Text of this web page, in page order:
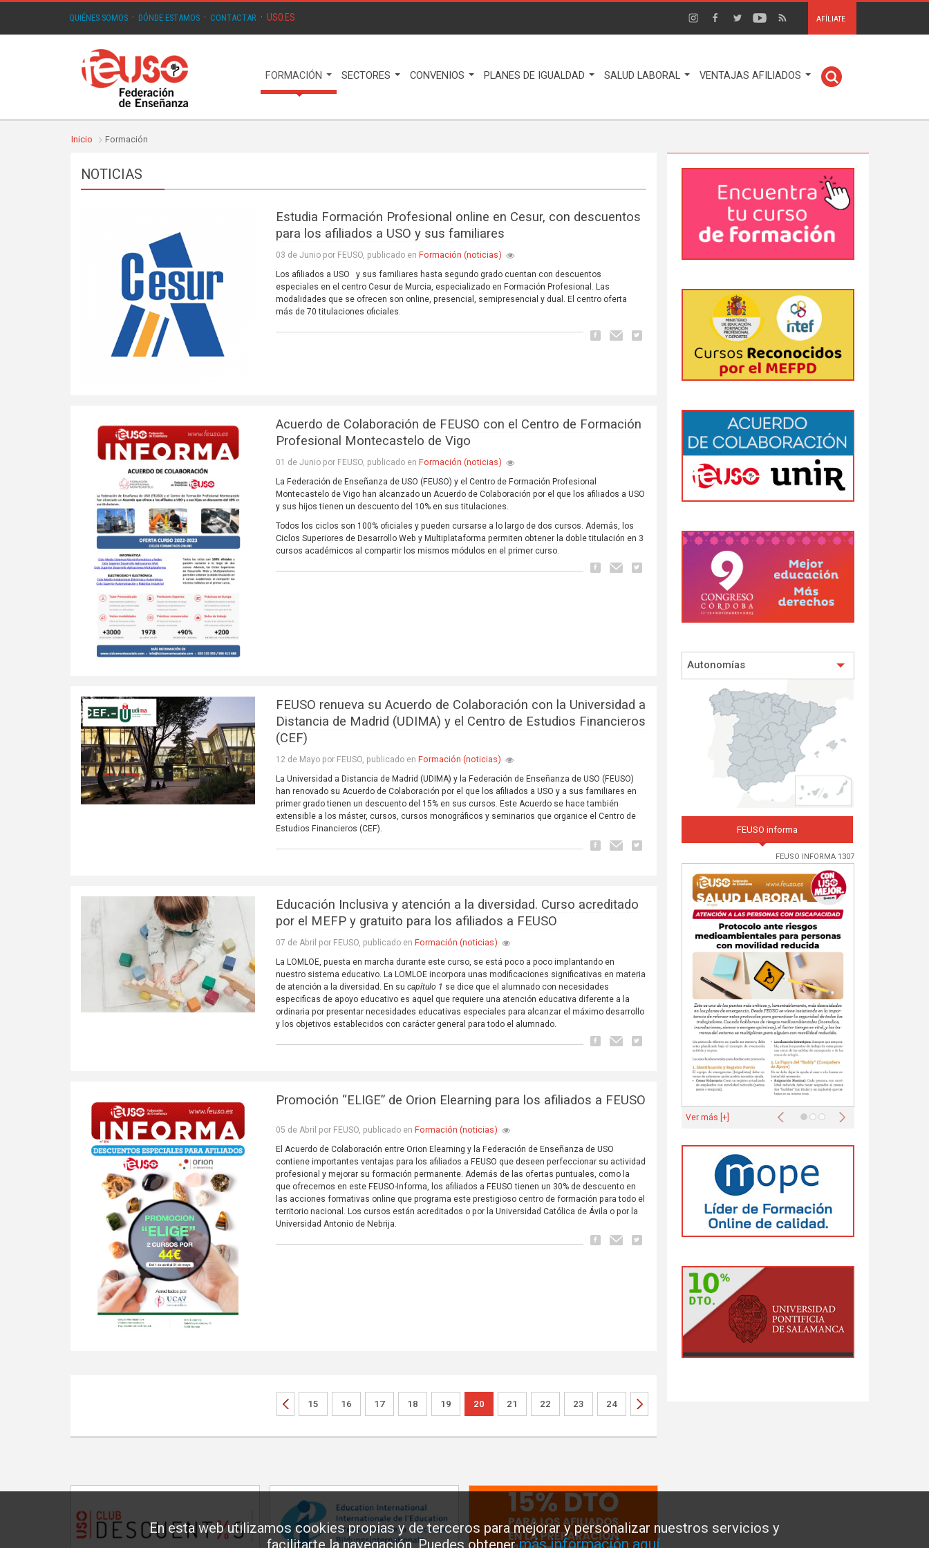
En esta web utilizamos cookies propias y de terceros para mejorar y personalizar nuestros servicios y
facilitarte la navegación. Puedes obtenermás información aquí.
QUIÉNES SOMOS · DÓNDE ESTAMOS · CONTACTAR · USO.ES AFÍLIATE
FORMACIÓN SECTORES CONVENIOS PLANES DE IGUALDAD SALUD LABORAL VENTAJAS AFILIADOS
Inicio Formación
NOTICIAS
Estudia Formación Profesional online en Cesur, con descuentos
para los afiliados a USO y sus familiares
03 de Junio por FEUSO, publicado en Formación (noticias)
Los afiliados a USO y sus familiares hasta segundo grado cuentan con descuentos
especiales en el centro Cesur de Murcia, especializado en Formación Profesional. Las
modalidades que se ofrecen son online, presencial, semipresencial y dual. El centro oferta
más de 70 titulaciones oficiales.
Acuerdo de Colaboración de FEUSO con el Centro de Formación
Profesional Montecastelo de Vigo
01 de Junio por FEUSO, publicado en Formación (noticias)
La Federación de Enseñanza de USO (FEUSO) y el Centro de Formación Profesional
Montecastelo de Vigo han alcanzado un Acuerdo de Colaboración por el que los afiliados a USO
y sus hijos tienen un descuento del 10% en sus titulaciones.
Todos los ciclos son 100% oficiales y pueden cursarse a lo largo de dos cursos. Además, los
Ciclos Superiores de Desarrollo Web y Multiplataforma permiten obtener la doble titulación en 3
cursos académicos al compartir los mismos módulos en el primer curso.
FEUSO renueva su Acuerdo de Colaboración con la Universidad a
Distancia de Madrid (UDIMA) y el Centro de Estudios Financieros
(CEF)
12 de Mayo por FEUSO, publicado en Formación (noticias)
La Universidad a Distancia de Madrid (UDIMA) y la Federación de Enseñanza de USO (FEUSO)
han renovado su Acuerdo de Colaboración por el que los afiliados a USO y a sus familiares en
primer grado tienen un descuento del 15% en sus cursos. Este Acuerdo se hace también
extensible a los máster, cursos, cursos monográficos y seminarios que organice el Centro de
Estudios Financieros (CEF).
Educación Inclusiva y atención a la diversidad. Curso acreditado
por el MEFP y gratuito para los afiliados a FEUSO
07 de Abril por FEUSO, publicado en Formación (noticias)
La LOMLOE, puesta en marcha durante este curso, se está poco a poco implantando en
nuestro sistema educativo. La LOMLOE incorpora unas modificaciones significativas en materia
de atención a la diversidad. En sucapítulo 1 se dice que el alumnado con necesidades
especificas de apoyo educativo es aquel que requiere una atención educativa diferente a la
ordinaria por presentar necesidades educativas especiales para alcanzar el máximo desarrollo
y los objetivos establecidos con carácter general para todo el alumnado.
Promoción “ELIGE” de Orion Elearning para los afiliados a FEUSO
05 de Abril por FEUSO, publicado enFormación (noticias)
El Acuerdo de Colaboración entre Orion Elearning y la Federación de Enseñanza de USO
contiene importantes ventajas para los afiliados a FEUSO que deseen perfeccionar su actividad
profesional y mejorar su formación permanente. Además de las ofertas puntuales, como la
que ofrecemos en este FEUSO-Informa, los afiliados a FEUSO tienen un 30% de descuento en
las acciones formativas online que programa este prestigioso centro de formación para todo el
territorio nacional. Los cursos están acreditados o por la Universidad Católica de Ávila o por la
Universidad Antonio de Nebrija.
15 16 17 18 19 20 21 22 23 24
Autonomías
FEUSO informa
FEUSO INFORMA 1307
Anterior Siguiente
Ver más [+]